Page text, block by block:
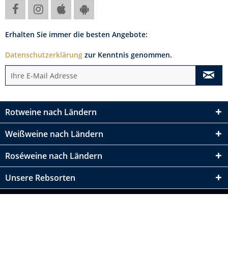
Erhalten Sie immer die besten Angebote:
Datenschutzerklärung zur Kenntnis genommen.
Rotweine nach Ländern
Weißweine nach Ländern
Roséweine nach Ländern
Unsere Rebsorten